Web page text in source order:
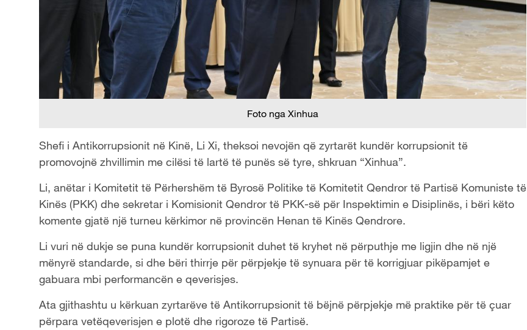
Foto nga Xinhua
Shefi i Antikorrupsionit në Kinë, Li Xi, theksoi nevojën që zyrtarët kundër korrupsionit të
promovojnë zhvillimin me cilësi të lartë të punës së tyre, shkruan “Xinhua”.
Li, anëtar i Komitetit të Përhershëm të Byrosë Politike të Komitetit Qendror të Partisë Komuniste të
Kinës (PKK) dhe sekretar i Komisionit Qendror të PKK-së për Inspektimin e Disiplinës, i bëri këto
komente gjatë një turneu kërkimor në provincën Henan të Kinës Qendrore.
Li vuri në dukje se puna kundër korrupsionit duhet të kryhet në përputhje me ligjin dhe në një
mënyrë standarde, si dhe bëri thirrje për përpjekje të synuara për të korrigjuar pikëpamjet e
gabuara mbi performancën e qeverisjes.
Ata gjithashtu u kërkuan zyrtarëve të Antikorrupsionit të bëjnë përpjekje më praktike për të çuar
përpara vetëqeverisjen e plotë dhe rigoroze të Partisë.